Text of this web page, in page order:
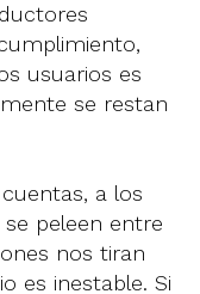
usuarios es
se restan
a los
peleen entre
nos tiran
es inestable. Si